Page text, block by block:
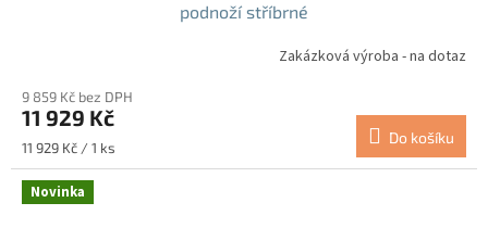
podnoží stříbrné
Zakázková výroba - na dotaz
9 859 Kč bez DPH
11 929 Kč
Měrná
cena:
11 929 Kč / 1 ks
Do košíku
Novinka